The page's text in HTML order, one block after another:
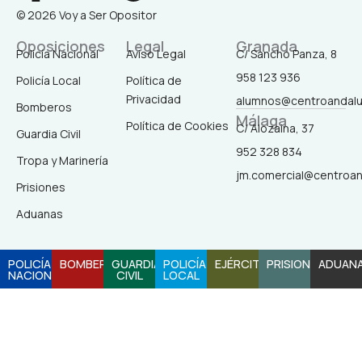
a
c
e
b
o
o
k
-
n
s
a
g
a
m
i
k
t
o u
© 2026 Voy a Ser Opositor
Oposiciones
Policía Nacional
Policía Local
Bomberos
Guardia Civil
Tropa y Marinería
Prisiones
Aduanas
Legal
Aviso Legal
Política de
Privacidad
Política de Cookies
Granada
C/ Sancho Panza, 8
958 123 936
Málaga
C/ Alozaina, 37
952 328 834
POLICÍA
NACIONAL
BOMBEROSGUARDIA
CIVIL
POLICÍA
LOCAL
EJÉRCITOPRISIONES